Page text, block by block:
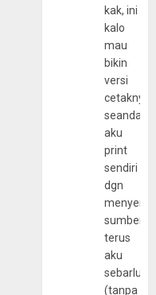
kak, ini
kalo
mau
bikin
versi
cetaknya
aku
print
sendiri
dgn
sumber
terus
aku
(tanpa